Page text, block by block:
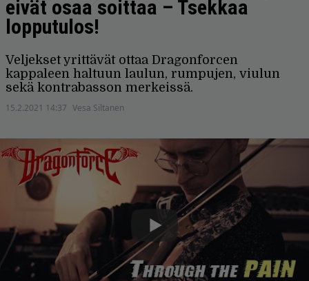
eivät osaa soittaa – Tsekkaa
lopputulos!
Veljekset yrittävät ottaa Dragonforcen
kappaleen haltuun laulun, rumpujen, viulun
sekä kontrabasson merkeissä.
15.2.2021 14:37 Vesa Siltanen